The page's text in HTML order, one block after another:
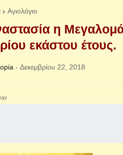
Αγιολόγιο
η
εκάστου έτους.
- Δεκεμβρίου 22, 2018